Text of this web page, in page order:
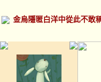
金烏隱匿白洋中從此不敢